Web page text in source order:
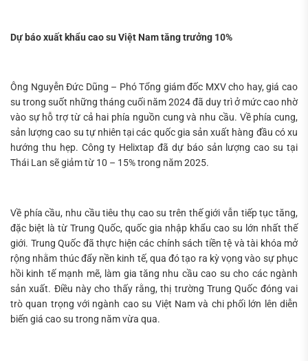
Dự báo xuất khẩu cao su Việt Nam tăng trưởng 10%
Ông Nguyễn Đức Dũng – Phó Tổng giám đốc MXV cho hay, giá cao
su trong suốt những tháng cuối năm 2024 đã duy trì ở mức cao nhờ
vào sự hỗ trợ từ cả hai phía nguồn cung và nhu cầu. Về phía cung,
sản lượng cao su tự nhiên tại các quốc gia sản xuất hàng đầu có xu
hướng thu hẹp. Công ty Helixtap đã dự báo sản lượng cao su tại
Thái Lan sẽ giảm từ 10 – 15% trong năm 2025.
Về phía cầu, nhu cầu tiêu thụ cao su trên thế giới vẫn tiếp tục tăng,
đặc biệt là từ Trung Quốc, quốc gia nhập khẩu cao su lớn nhất thế
giới. Trung Quốc đã thực hiện các chính sách tiền tệ và tài khóa mở
rộng nhằm thúc đẩy nền kinh tế, qua đó tạo ra kỳ vọng vào sự phục
hồi kinh tế mạnh mẽ, làm gia tăng nhu cầu cao su cho các ngành
sản xuất. Điều này cho thấy rằng, thị trường Trung Quốc đóng vai
trò quan trọng với ngành cao su Việt Nam và chi phối lớn lên diễn
biến giá cao su trong năm vừa qua.